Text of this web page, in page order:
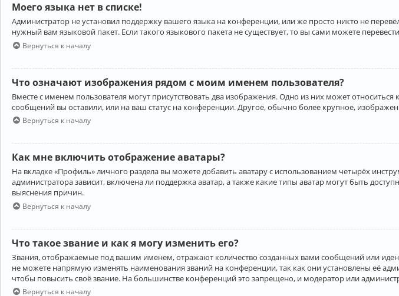
Моего языка нет в списке!
Администратор не установил поддержку вашего языка на конференции, или же просто никто не
нужный вам языковой пакет. Если такого языкового пакета не существует, то вы сами можете
Вернуться к началу
Что означают изображения рядом с моим именем пользователя?
Вместе с именем пользователя могут присутствовать два изображения. Одно из них может
сообщений вы оставили, или на ваш статус на конференции. Другое, обычно более крупное,
Вернуться к началу
Как мне включить отображение аватары?
На вкладке «Профиль» личного раздела вы можете добавить аватару с использованием четырёх
администратора зависит, включена ли поддержка аватар, а также какие типы аватар могут быть
выяснения причин.
Вернуться к началу
Что такое звание и как я могу изменить его?
Звания, отображаемые под вашим именем, отражают количество созданных вами сообщений или
не можете напрямую изменять наименования званий на конференции, так как они установлены её
чтобы повысить своё звание. На большинстве конференций это запрещено, и модератор или
Вернуться к началу